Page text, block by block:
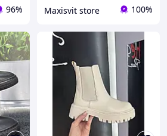
96% Maxisvit store 100%